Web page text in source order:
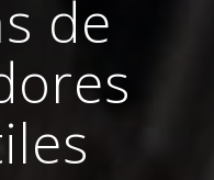
de